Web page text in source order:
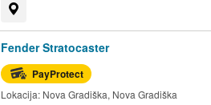
Fender Stratocaster
PayProtect
Lokacija: Nova Gradiška, Nova Gradiška